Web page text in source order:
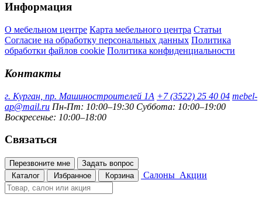
Информация
О мебельном центре Карта мебельного центра Статьи
Согласие на обработку персональных данных Политика
обработки файлов cookie Политика конфиденциальности
Контакты
г. Курган, пр. Машиностроителей 1А +7 (3522) 25 40 04 mebel-
ap@mail.ru Пн-Пт: 10:00–19:30 Суббота: 10:00–19:00
Воскресенье: 10:00–18:00
Связаться
Перезвоните мне
Задать вопрос
Каталог
Избранное Корзина Салоны Акции